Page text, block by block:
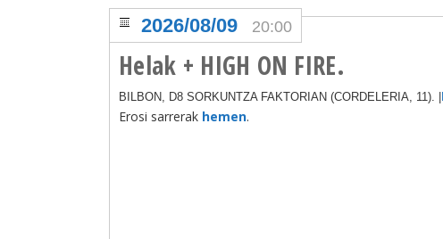
Helak + HIGH ON FIRE.
2026/08/09 20:00
BILBON, D8 SORKUNTZA FAKTORIAN (CORDELERIA, 11). |
Erosi sarrerak hemen.